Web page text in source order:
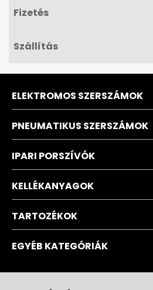
Fizetés
Szállítás
ELEKTROMOS SZERSZÁMOK
PNEUMATIKUS SZERSZÁMOK
IPARI PORSZÍVÓK
KELLÉKANYAGOK
TARTOZÉKOK
EGYÉB KATEGÓRIÁK